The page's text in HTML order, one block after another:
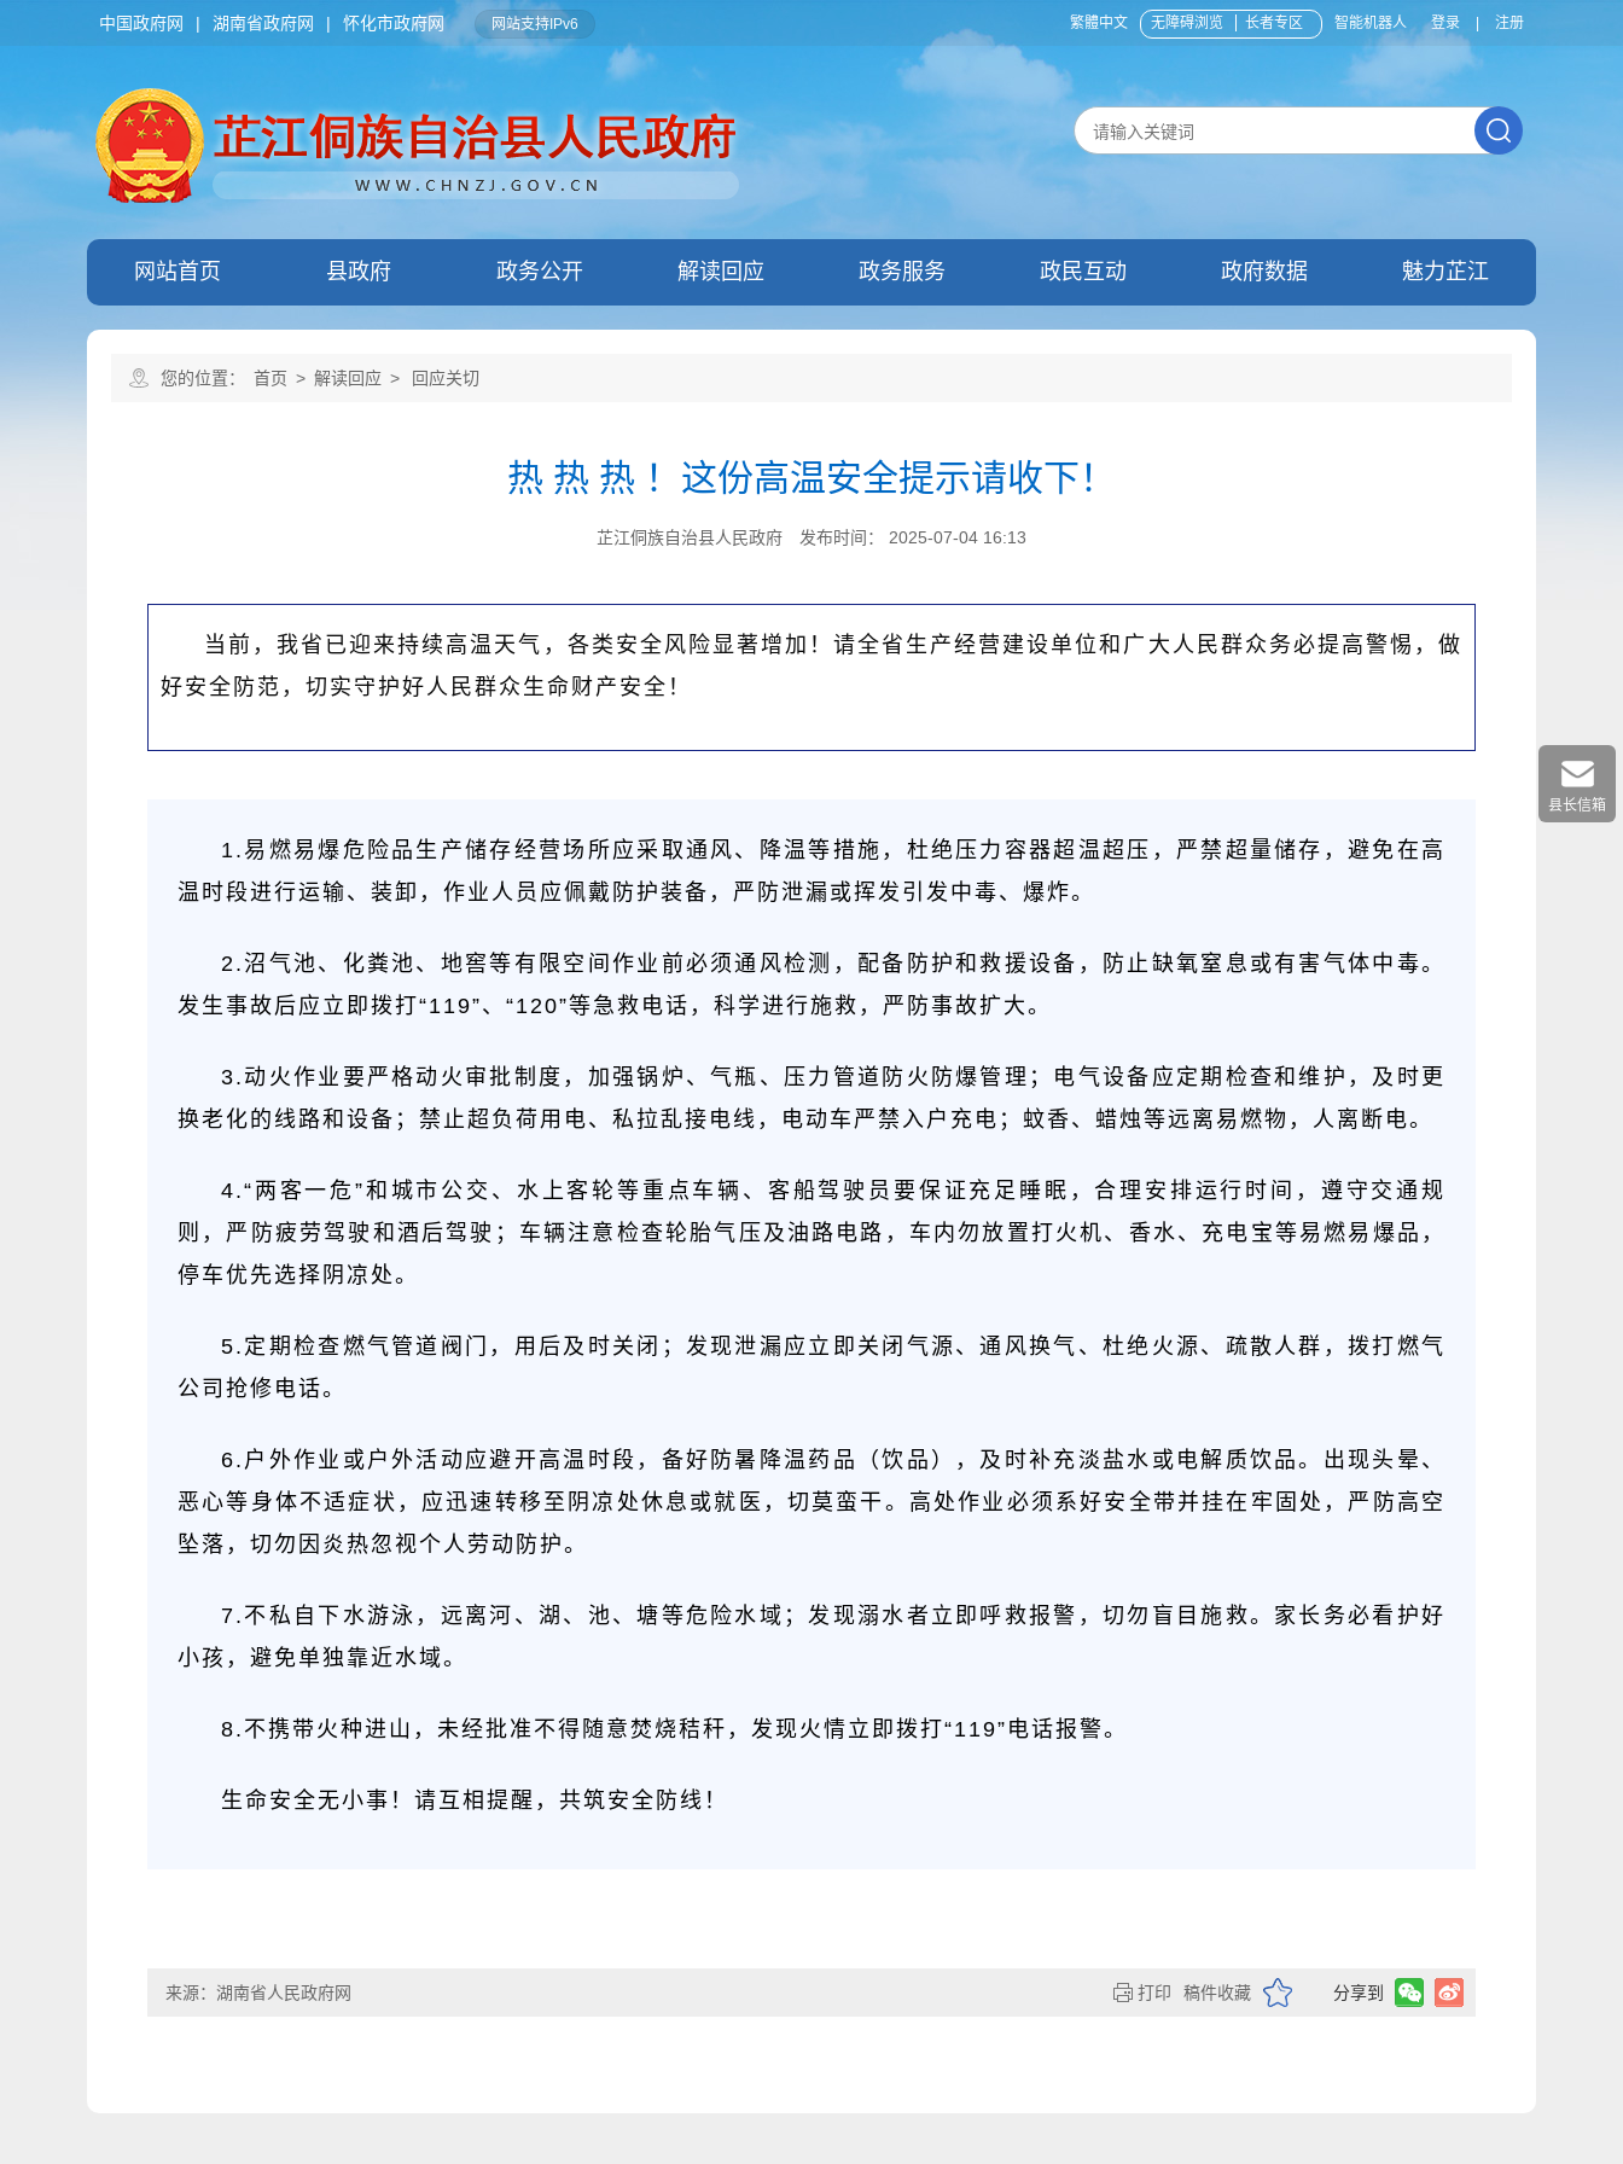
繁體中文 无障碍浏览 长者专区 智能机器人 登录 注册
中国政府网 | 湖南省政府网 | 怀化市政府网 网站支持IPv6
网站首页 县政府 政务公开 解读回应 政务服务 政民互动 政府数据 魅力芷江
您的位置： 首页 > 解读回应 > 回应关切
热 热 热 ！这份高温安全提示请收下！
芷江侗族自治县人民政府 发布时间： 2025-07-04 16:13
当前，我省已迎来持续高温天气，各类安全风险显著增加！请全省生产经营建设单位和广大人民群众务必提高警惕，做
好安全防范，切实守护好人民群众生命财产安全！
1.易燃易爆危险品生产储存经营场所应采取通风、降温等措施，杜绝压力容器超温超压，严禁超量储存，避免在高
温时段进行运输、装卸，作业人员应佩戴防护装备，严防泄漏或挥发引发中毒、爆炸。
2.沼气池、化粪池、地窖等有限空间作业前必须通风检测，配备防护和救援设备，防止缺氧窒息或有害气体中毒。
发生事故后应立即拨打“119”、“120”等急救电话，科学进行施救，严防事故扩大。
3.动火作业要严格动火审批制度，加强锅炉、气瓶、压力管道防火防爆管理；电气设备应定期检查和维护，及时更
换老化的线路和设备；禁止超负荷用电、私拉乱接电线，电动车严禁入户充电；蚊香、蜡烛等远离易燃物，人离断电。
4.“两客一危”和城市公交、水上客轮等重点车辆、客船驾驶员要保证充足睡眠，合理安排运行时间，遵守交通规
则，严防疲劳驾驶和酒后驾驶；车辆注意检查轮胎气压及油路电路，车内勿放置打火机、香水、充电宝等易燃易爆品，
停车优先选择阴凉处。
5.定期检查燃气管道阀门，用后及时关闭；发现泄漏应立即关闭气源、通风换气、杜绝火源、疏散人群，拨打燃气
公司抢修电话。
6.户外作业或户外活动应避开高温时段，备好防暑降温药品（饮品），及时补充淡盐水或电解质饮品。出现头晕、
恶心等身体不适症状，应迅速转移至阴凉处休息或就医，切莫蛮干。高处作业必须系好安全带并挂在牢固处，严防高空
坠落，切勿因炎热忽视个人劳动防护。
7.不私自下水游泳，远离河、湖、池、塘等危险水域；发现溺水者立即呼救报警，切勿盲目施救。家长务必看护好
小孩，避免单独靠近水域。
8.不携带火种进山，未经批准不得随意焚烧秸秆，发现火情立即拨打“119”电话报警。
生命安全无小事！请互相提醒，共筑安全防线！
稿件收藏 分享到
打印
来源：湖南省人民政府网
县长信箱